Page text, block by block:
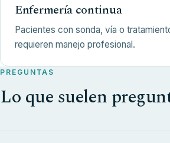
Enfermería continua
Pacientes con sonda, vía o
requieren manejo profesional.
PREGUNTAS
Lo que suelen